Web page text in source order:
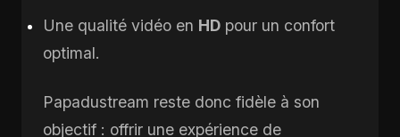
Une qualité vidéo en HD pour un confort
optimal.
Papadustream reste donc fidèle à son
objectif : offrir une expérience de